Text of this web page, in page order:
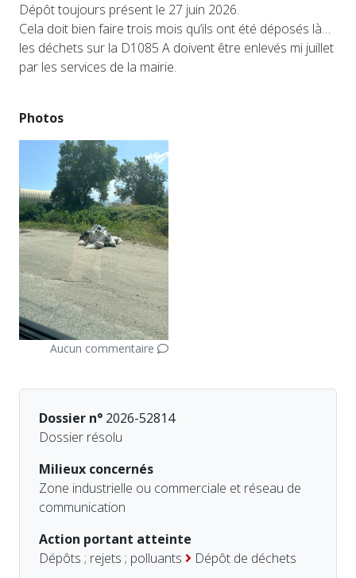
Dépôt toujours présent le 27 juin 2026.
Cela doit bien faire trois mois qu’ils ont été déposés là…
les déchets sur la D1085 A doivent être enlevés mi juillet
par les services de la mairie.
Photos
Aucun commentaire
Dossier n° 2026-52814
Dossier résolu
Milieux concernés
Zone industrielle ou commerciale et réseau de
communication
Action portant atteinte
Dépôts ; rejets ; polluants
Dépôt de déchets